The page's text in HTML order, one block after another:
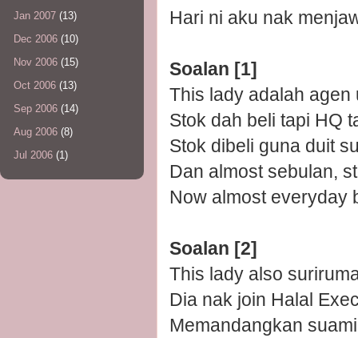
Hari ni aku nak
Soalan [1]
This lady adalah
Stok dah beli tapi HQ
Stok dibeli guna duit
Dan almost sebulan,
Now almost everyday
Soalan [2]
This lady also
Dia nak join Halal
Memandangkan
Jan 2007 (13)
Dec 2006 (10)
Nov 2006 (15)
Oct 2006 (13)
Sep 2006 (14)
Aug 2006 (8)
Jul 2006 (1)